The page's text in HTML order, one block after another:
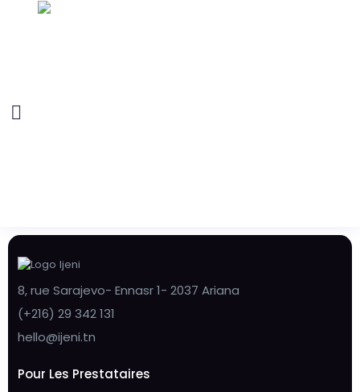
8, rue Sarajevo- Ennasr 1- 2037 Ariana
(+216) 29 342 131
hello@ijeni.tn
Pour Les Prestataires